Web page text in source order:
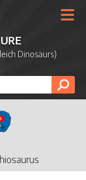
Dinosaurs)